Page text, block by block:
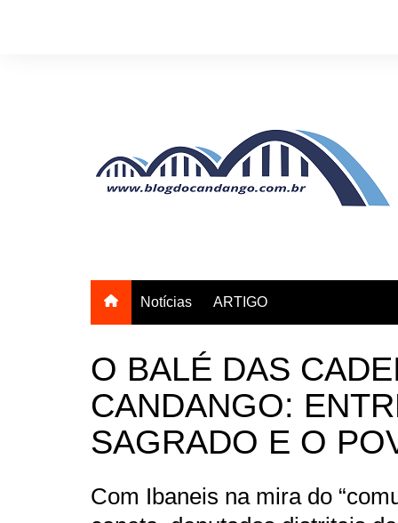
Notícias ARTIGO
O BALÉ DAS
CANDANGO:
SAGRADO E O
Com Ibaneis na mira do